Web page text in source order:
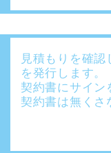
見積もりを確
を発行します。
契約書にサイン
契約書は無くさ